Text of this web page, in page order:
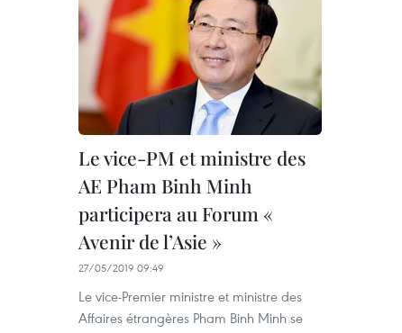
Le vice-PM et ministre des
AE Pham Binh Minh
participera au Forum «
Avenir de l’Asie »
27/05/2019 09:49
Le vice-Premier ministre et ministre des
Affaires étrangères Pham Binh Minh se